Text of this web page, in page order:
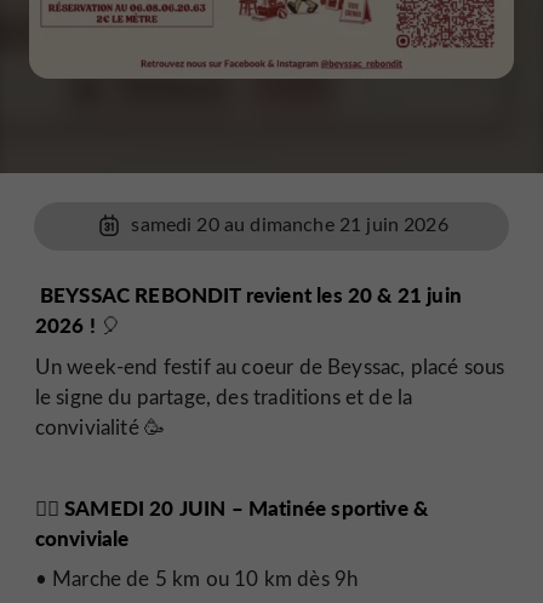
samedi 20 au dimanche 21 juin 2026
BEYSSAC REBONDIT revient les 20 & 21 juin
2026 ! 🎈
Un week-end festif au coeur de Beyssac, placé sous
le signe du partage, des traditions et de la
convivialité 🥳
🚶‍♂️ SAMEDI 20 JUIN – Matinée sportive &
conviviale
• Marche de 5 km ou 10 km dès 9h